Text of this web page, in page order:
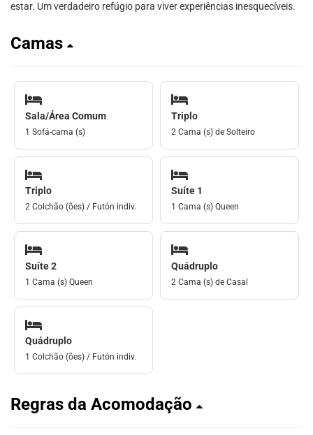
estar. Um verdadeiro refúgio para viver experiências inesquecíveis.
Camas
Sala/Área Comum
1 Sofá-cama (s)
Triplo
2 Cama (s) de Solteiro
Triplo
2 Colchão (ões) / Futón indiv.
Suíte 1
1 Cama (s) Queen
Suíte 2
1 Cama (s) Queen
Quádruplo
2 Cama (s) de Casal
Quádruplo
1 Colchão (ões) / Futón indiv.
Regras da Acomodação